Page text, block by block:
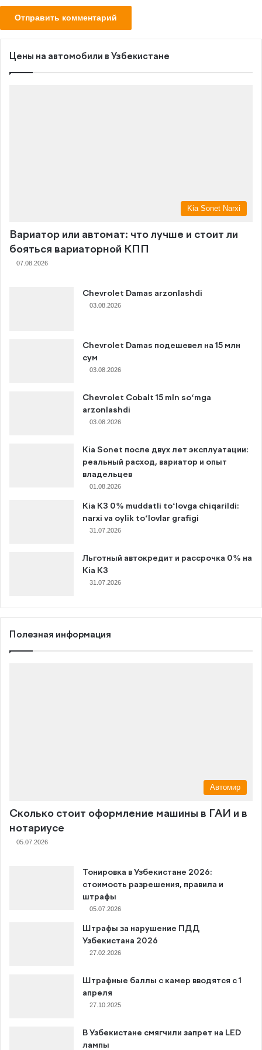
Цены на автомобили в Узбекистане
Kia Sonet Narxi
Вариатор или автомат: что лучше и стоит ли
бояться вариаторной КПП
07.08.2026
Chevrolet Damas arzonlashdi
03.08.2026
Chevrolet Damas подешевел на 15 млн
сум
03.08.2026
Chevrolet Cobalt 15 mln so‘mga
arzonlashdi
03.08.2026
Kia Sonet после двух лет эксплуатации:
реальный расход, вариатор и опыт
владельцев
01.08.2026
Kia K3 0% muddatli to‘lovga chiqarildi:
narxi va oylik to‘lovlar grafigi
31.07.2026
Льготный автокредит и рассрочка 0% на
Kia K3
31.07.2026
Полезная информация
Автомир
Сколько стоит оформление машины в ГАИ и в
нотариусе
05.07.2026
Тонировка в Узбекистане 2026:
стоимость разрешения, правила и
штрафы
05.07.2026
Штрафы за нарушение ПДД
Узбекистана 2026
27.02.2026
Штрафные баллы с камер вводятся с 1
апреля
27.10.2025
В Узбекистане смягчили запрет на LED
лампы